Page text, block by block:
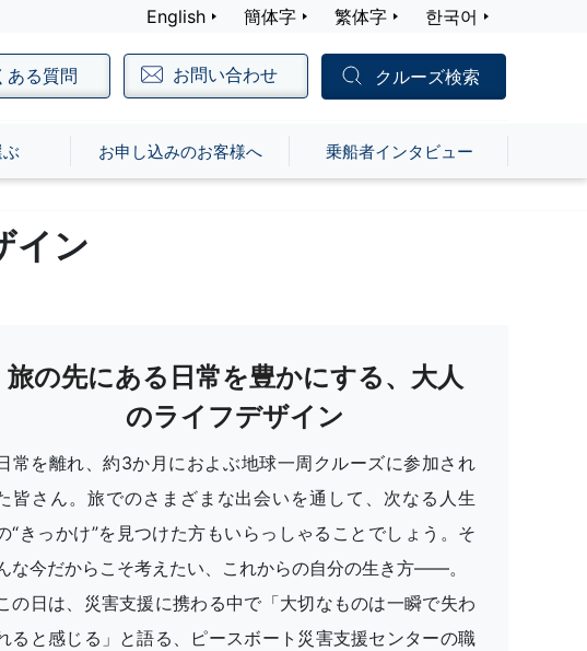
English 簡体字 繁体字 한국어
ある質問 お問い合わせ クルーズ検索
お申し込みのお客様へ 乗船者インタビュー
イン
旅の先にある日常を豊かにする、大人
のライフデザイン
常を離れ、約3か月におよぶ地球一周クルーズに参加され
皆さん。旅でのさまざまな出会いを通して、次なる人生
“きっかけ”を見つけた方もいらっしゃることでしょう。そ
な今だからこそ考えたい、これからの自分の生き方――。
の日は、災害支援に携わる中で「大切なものは一瞬で失わ
ると感じる」と語る、ピースボート災害支援センターの職